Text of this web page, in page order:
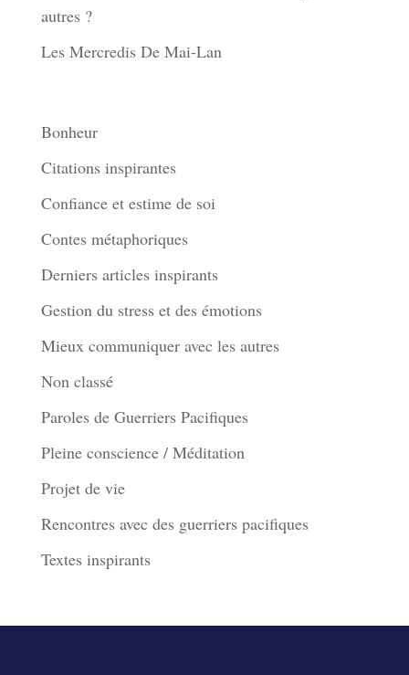
autres ?
Les Mercredis De Mai-Lan
Bonheur
Citations inspirantes
Confiance et estime de soi
Contes métaphoriques
Derniers articles inspirants
Gestion du stress et des émotions
Mieux communiquer avec les autres
Non classé
Paroles de Guerriers Pacifiques
Pleine conscience / Méditation
Projet de vie
Rencontres avec des guerriers pacifiques
Textes inspirants